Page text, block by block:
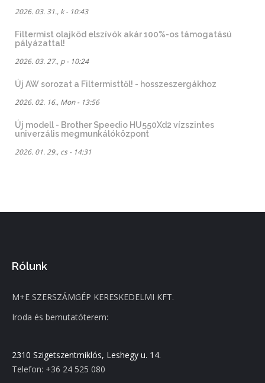
2026. 03. 31., k - 10:43
Filtermist olajköd elszívók akár 100%-os támogatású
pályázattal!
2026. 03. 27., p - 10:24
Új AW sorozat a Filtermisttől! - hosszeszergákhoz
2026. 02. 16., Mon - 13:56
Új modell - Brother Speedio HU550Xd2 vízszintes
univerzális megmunkálóközpont
2026. 01. 29., cs - 14:31
Rólunk
M+E SZERSZÁMGÉP KERESKEDELMI KFT.
Iroda és bemutatóterem:
2310 Szigetszentmiklós, Leshegy u. 14.
Telefon: +36 24 525 080